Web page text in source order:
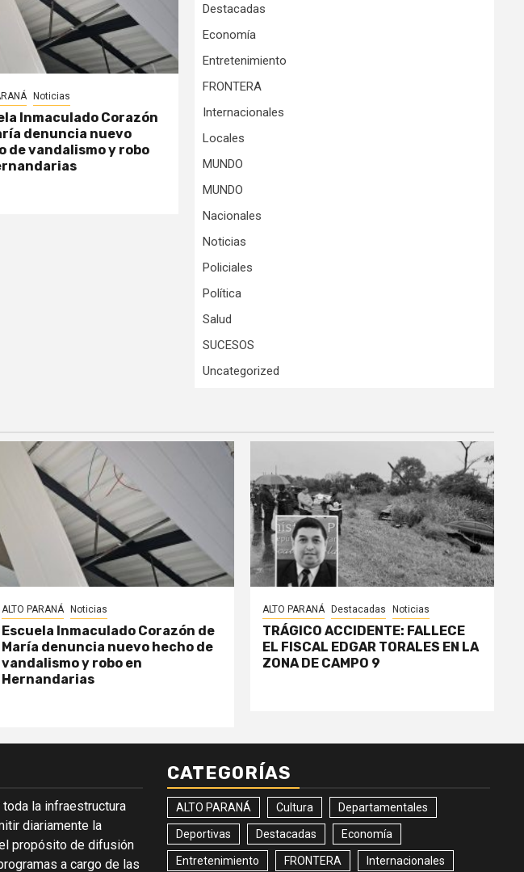
Noticias
Inmaculado Corazón
denuncia nuevo
de vandalismo y robo
Destacadas
Economía
Entretenimiento
FRONTERA
Internacionales
Locales
MUNDO
MUNDO
Nacionales
Noticias
Policiales
Política
Salud
SUCESOS
Uncategorized
ALTO PARANÁ Noticias
Escuela Inmaculado Corazón de
María denuncia nuevo hecho de
vandalismo y robo en
Hernandarias
ALTO PARANÁ Destacadas Noticias
TRÁGICO ACCIDENTE: FALLECE
EL FISCAL EDGAR TORALES EN LA
ZONA DE CAMPO 9
la infraestructura
diariamente la
propósito de difusión
a cargo de las
CATEGORÍAS
ALTO PARANÁ Cultura Departamentales
Deportivas Destacadas Economía
Entretenimiento FRONTERA Internacionales